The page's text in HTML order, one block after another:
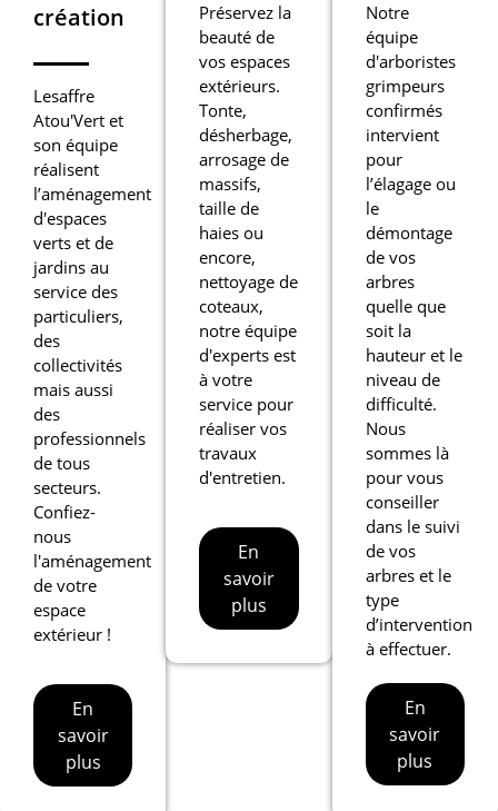
création
Lesaffre
Atou'Vert et
son équipe
réalisent
l’aménagement
d'espaces
verts et de
jardins au
service des
particuliers,
des
collectivités
mais aussi
des
professionnels
de tous
secteurs.
Confiez-
nous
l'aménagement
de votre
espace
extérieur !
En
savoir
plus
Préservez la
beauté de
vos espaces
extérieurs.
Tonte,
désherbage,
arrosage de
massifs,
taille de
haies ou
encore,
nettoyage de
coteaux,
notre équipe
d'experts est
à votre
service pour
réaliser vos
travaux
d'entretien.
En
savoir
plus
Notre
équipe
d'arboristes
grimpeurs
confirmés
intervient
pour
l’élagage ou
le
démontage
de vos
arbres
quelle que
soit la
hauteur et le
niveau de
difficulté.
Nous
sommes là
pour vous
conseiller
dans le suivi
de vos
arbres et le
type
d’intervention
à effectuer.
En
savoir
plus